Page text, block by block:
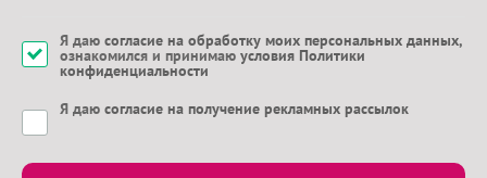
Я даю согласие на обработку моих персональных данных,
ознакомился и принимаю условия Политики
конфиденциальности
Я даю согласие на получение рекламных рассылок